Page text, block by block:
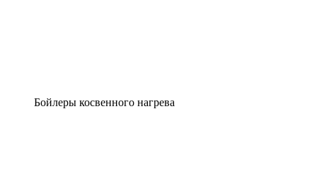
Бойлеры косвенного нагрева